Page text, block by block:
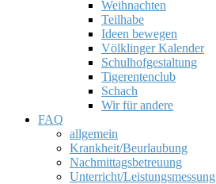
Weihnachten
Teilhabe
Ideen bewegen
Völklinger Kalender
Schulhofgestaltung
Tigerentenclub
Schach
Wir für andere
FAQ
allgemein
Krankheit/Beurlaubung
Nachmittagsbetreuung
Unterricht/Leistungsmessung